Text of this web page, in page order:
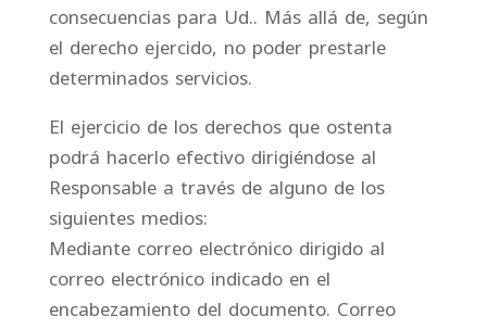
consecuencias para Ud.. Más allá de, según
el derecho ejercido, no poder prestarle
determinados servicios.
El ejercicio de los derechos que ostenta
podrá hacerlo efectivo dirigiéndose al
Responsable a través de alguno de los
siguientes medios:
Mediante correo electrónico dirigido al
correo electrónico indicado en el
encabezamiento del documento. Correo